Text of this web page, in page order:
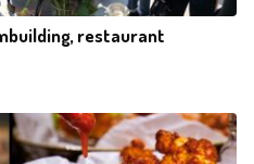
restaurant